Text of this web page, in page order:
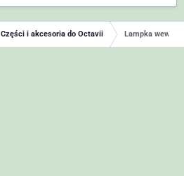
Części i akcesoria do Octavii Lampka